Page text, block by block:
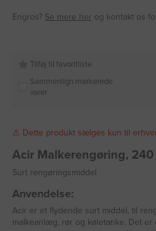
Engros? Se mere her og kontakt os
Tilføj til favoritliste
Sammenlign markerede
varer
⚠ Dette produkt sælges kun til
Acir Malkerengøring, 240
Surt rengøringsmiddel
Anvendelse:
Acir er et flydende surt middel, til
malkeanlæg, rør og køletanke. Det er